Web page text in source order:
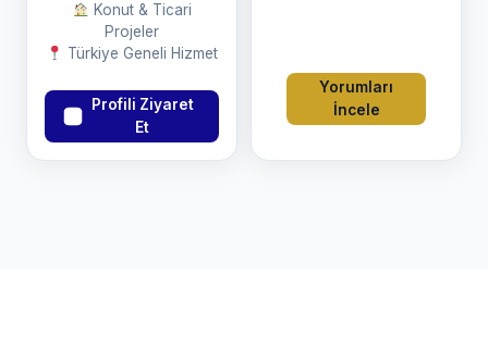
Konut & Ticari
Projeler
Türkiye Geneli Hizmet
Profili Ziyaret
Et
Yorumları
İncele